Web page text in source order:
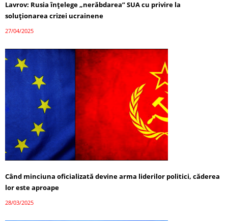
Lavrov: Rusia înțelege „nerăbdarea” SUA cu privire la
soluționarea crizei ucrainene
27/04/2025
Când minciuna oficializată devine arma liderilor politici, căderea
lor este aproape
28/03/2025